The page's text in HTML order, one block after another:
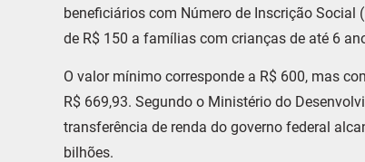
beneficiários com Número de Inscrição Social
de R$ 150 a famílias com crianças de até 6
O valor mínimo corresponde a R$ 600, mas
R$ 669,93. Segundo o Ministério do
transferência de renda do governo federal
bilhões.